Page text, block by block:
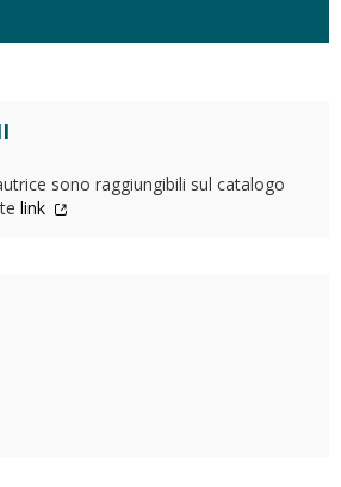
sono raggiungibili sul catalogo
link